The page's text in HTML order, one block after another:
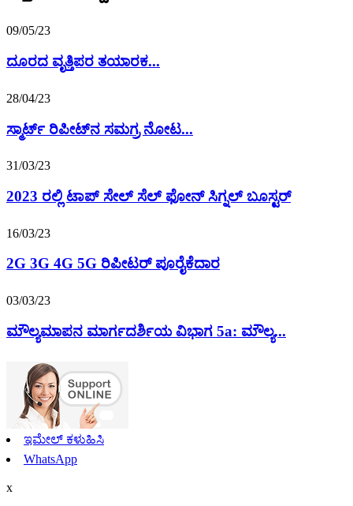
09/05/23
ದೂರದ ವೃತ್ತಿಪರ ತಯಾರಕ...
28/04/23
ಸ್ಮಾರ್ಟ್ ರಿಪೀಟ್‌ನ ಸಮಗ್ರ ನೋಟ...
31/03/23
2023 ರಲ್ಲಿ ಟಾಪ್ ಸೇಲ್ ಸೆಲ್ ಫೋನ್ ಸಿಗ್ನಲ್ ಬೂಸ್ಟರ್
16/03/23
2G 3G 4G 5G ರಿಪೀಟರ್ ಪೂರೈಕೆದಾರ
03/03/23
ಮೌಲ್ಯಮಾಪನ ಮಾರ್ಗದರ್ಶಿಯ ವಿಭಾಗ 5a: ಮೌಲ್ಯ...
ಇಮೇಲ್ ಕಳುಹಿಸಿ
WhatsApp
x